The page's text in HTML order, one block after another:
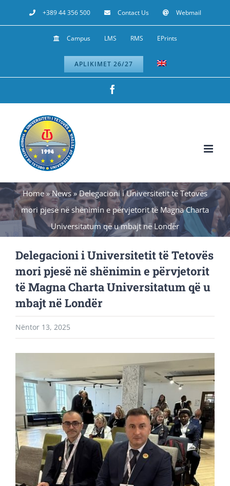
to
+389 44 356 500 Contact Us Webmail
Campus LMS RMS EPrints
APLIKIMET 26/27
Home»News»Delegacioni i Universitetit të Tetovës
mori pjesë në shënimin e përvjetorit të Magna Charta
Universitatum që u mbajt në Londër
Delegacioni i Universitetit të Tetovës
mori pjesë në shënimin e përvjetorit
të Magna Charta Universitatum që u
mbajt në Londër
Nëntor 13, 2025
Larger
Image